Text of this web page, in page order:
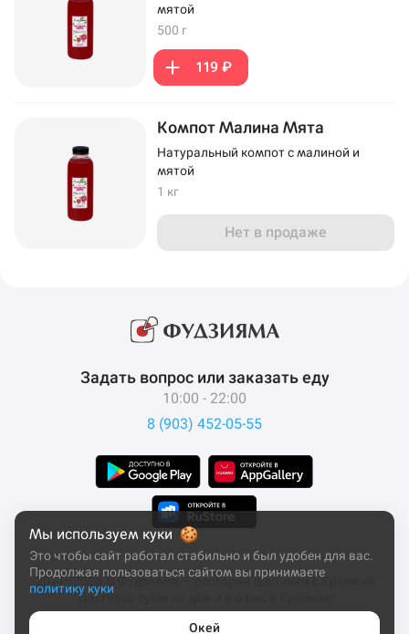
мятой
500 г
119 ₽
Компот Малина Мята
Натуральный компот с малиной и
мятой
1 кг
Нет в продаже
Задать вопрос или заказать еду
10:00 - 22:00
8 (903) 452-05-55
2011–2026 © Фудзияма — ресторан доставки в Крымске
Доставка суши на дом и в офис в Крымске
Все права защищены
Мы используем куки
Это чтобы сайт работал стабильно и был удобен для вас.
Продолжая пользоваться сайтом вы принимаете
политику куки
Окей